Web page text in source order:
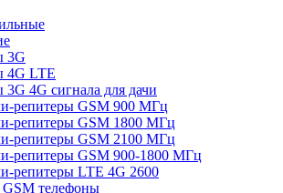
3G
4G LTE
3G 4G сигнала для дачи
репитеры GSM 900 МГц
репитеры GSM 1800 МГц
репитеры GSM 2100 МГц
репитеры GSM 900-1800 МГц
репитеры LTE 4G 2600
телефоны